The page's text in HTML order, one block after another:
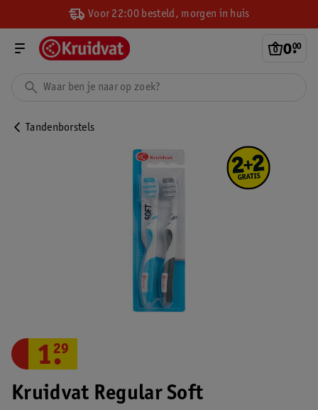
Voor 22:00 besteld, morgen in huis
0.
00
Tandenborstels
Kruidvat Regular Soft
1.
29